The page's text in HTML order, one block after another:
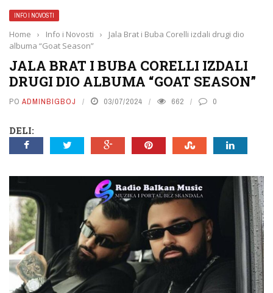
INFO I NOVOSTI
Home › Info i Novosti ›
Jala Brat i Buba Corelli izdali drugi dio
albuma “Goat Season”
JALA BRAT I BUBA CORELLI IZDALI
DRUGI DIO ALBUMA “GOAT SEASON”
PO ADMINBIGBOJ 03/07/2024 662 0
DELI: